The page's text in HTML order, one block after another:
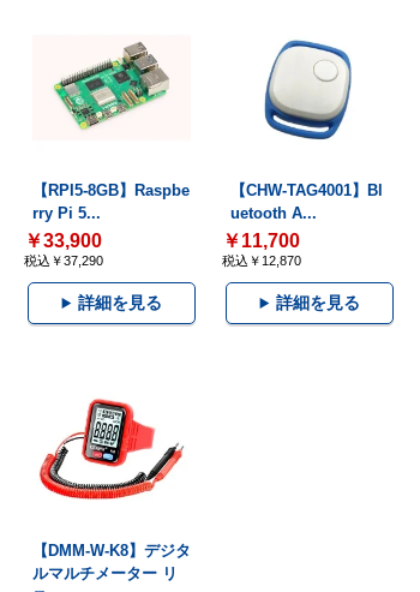
【RPI5-8GB】Raspbe
rry Pi 5...
￥33,900
税込￥37,290
詳細を見る
【CHW-TAG4001】Bl
uetooth A...
￥11,700
税込￥12,870
詳細を見る
【DMM-W-K8】デジタ
ルマルチメーター リ